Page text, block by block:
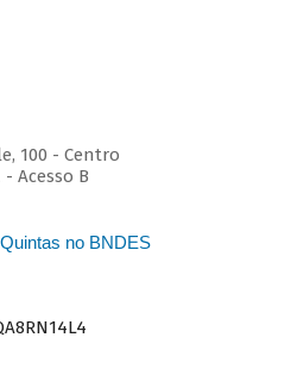
100 - Centro
Acesso B
no BNDES